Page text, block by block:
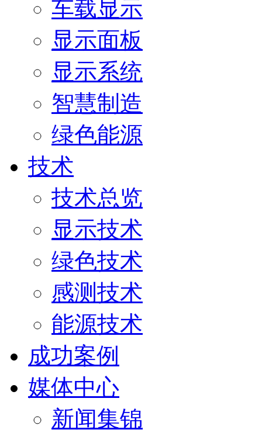
车载显示
显示面板
显示系统
智慧制造
绿色能源
技术
技术总览
显示技术
绿色技术
感测技术
能源技术
成功案例
媒体中心
新闻集锦